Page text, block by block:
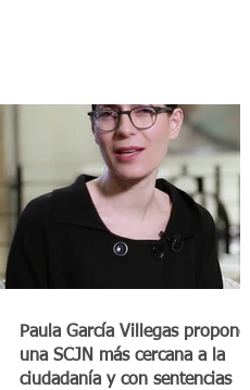
Paula García Villegas propone
una SCJN más cercana a la
ciudadanía y con sentencias